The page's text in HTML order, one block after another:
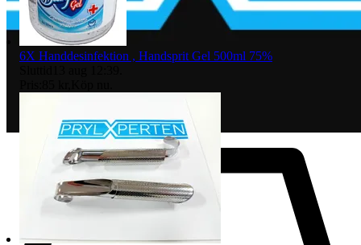
6X Handdesinfektion , Handsprit Gel 500ml 75%